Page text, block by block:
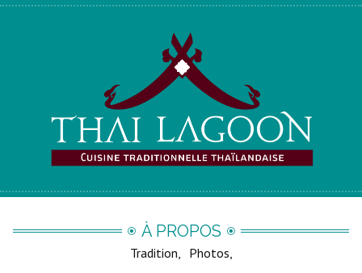
À PROPOS
Tradition Photos